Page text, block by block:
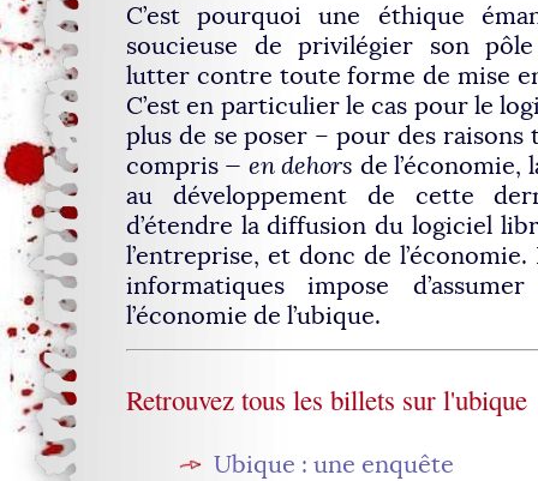
C’est pourquoi une éthique
soucieuse de privilégier son
lutter contre toute forme de mise
C’est en particulier le cas pour le
plus de se poser – pour des raisons
compris — en dehors de l’économie,
au développement de cette
d’étendre la diffusion du logiciel
l’entreprise, et donc de
informatiques impose
l’économie de l’ubique.
Retrouvez tous les billets sur l'ubique
Ubique : une enquête